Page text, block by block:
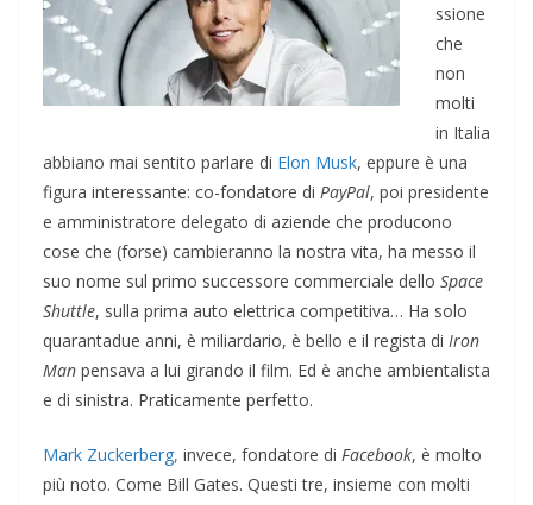
ssione
che
non
molti
in Italia
abbiano mai sentito parlare di Elon Musk, eppure è una
figura interessante: co-fondatore di PayPal, poi presidente
e amministratore delegato di aziende che producono
cose che (forse) cambieranno la nostra vita, ha messo il
suo nome sul primo successore commerciale dello Space
Shuttle, sulla prima auto elettrica competitiva… Ha solo
quarantadue anni, è miliardario, è bello e il regista di Iron
Man pensava a lui girando il film. Ed è anche ambientalista
e di sinistra. Praticamente perfetto.
Mark Zuckerberg, invece, fondatore di Facebook, è molto
più noto. Come Bill Gates. Questi tre, insieme con molti